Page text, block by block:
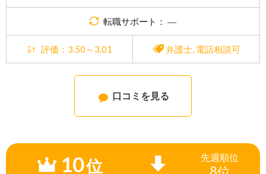
転職サポート： ―
評価：3.50～3.01 弁護士, 電話相談可
口コミを見る
10位 先週順位